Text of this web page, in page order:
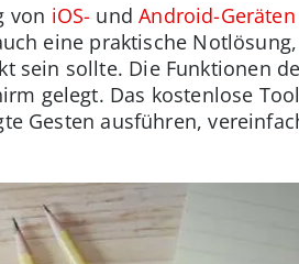
von iOS- undAndroid-Geräten
eine praktische
sein sollte. Die Funktionen
gelegt. Das kostenlose
Gesten ausführen,